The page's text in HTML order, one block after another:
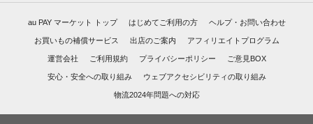
au PAY マーケット トップ はじめてご利用の方 ヘルプ・お問い合わせ
お買いもの補償サービス 出店のご案内 アフィリエイトプログラム
運営会社 ご利用規約 プライバシーポリシー ご意見BOX
安心・安全への取り組み ウェブアクセシビリティの取り組み
物流2024年問題への対応